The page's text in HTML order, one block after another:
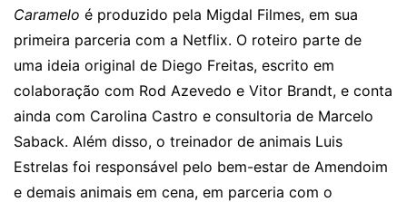
Caramelo é produzido pela Migdal Filmes, em sua
primeira parceria com a Netflix. O roteiro parte de
uma ideia original de Diego Freitas, escrito em
colaboração com Rod Azevedo e Vitor Brandt, e conta
ainda com Carolina Castro e consultoria de Marcelo
Saback. Além disso, o treinador de animais Luis
Estrelas foi responsável pelo bem-estar de Amendoim
e demais animais em cena, em parceria com o